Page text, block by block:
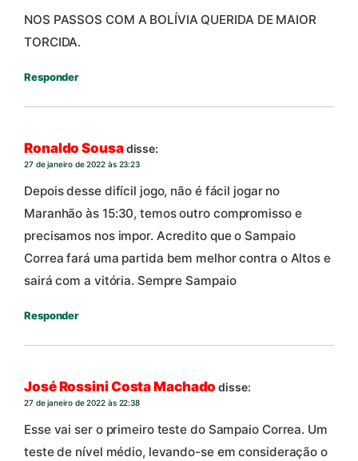
NOS PASSOS COM A BOLÍVIA QUERIDA DE MAIOR
TORCIDA.
Responder
Ronaldo Sousadisse:
27 de janeiro de 2022 às 23:23
Depois desse difícil jogo, não é fácil jogar no
Maranhão às 15:30, temos outro compromisso e
precisamos nos impor. Acredito que o Sampaio
Correa fará uma partida bem melhor contra o Altos e
sairá com a vitória. Sempre Sampaio
Responder
José Rossini Costa Machado disse:
27 de janeiro de 2022 às 22:38
Esse vai ser o primeiro teste do Sampaio Correa. Um
teste de nível médio, levando-se em consideração o